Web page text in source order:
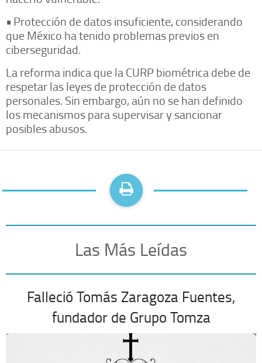
• Protección de datos insuficiente, considerando
que México ha tenido problemas previos en
ciberseguridad.
La reforma indica que la CURP biométrica debe de
respetar las leyes de protección de datos
personales. Sin embargo, aún no se han definido
los mecanismos para supervisar y sancionar
posibles abusos.
Las Más Leídas
Falleció Tomás Zaragoza Fuentes,
fundador de Grupo Tomza